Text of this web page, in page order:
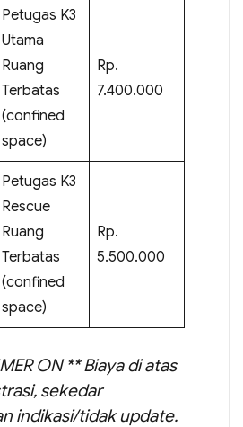
Petugas K3
Utama
Ruang
Terbatas
(confined
space)
Rp.
7.400.000
Petugas K3
Rescue
Ruang
Terbatas
(confined
space)
Rp.
5.500.000
ON ** Biaya di atas
sekedar
indikasi/tidak update.